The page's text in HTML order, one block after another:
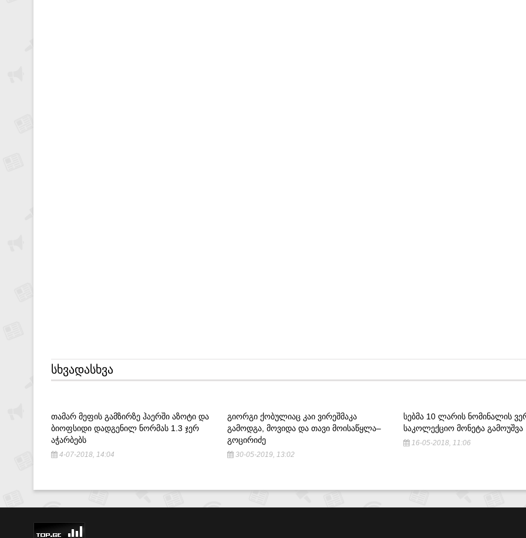
ᲡᲮᲕᲐᲓᲐᲡᲮᲕᲐ
ᲗᲐᲛᲐᲠ ᲛᲔᲤᲘᲡ ᲒᲐᲛᲖᲘᲠᲖᲔ ᲰᲐᲔᲠᲨᲘ ᲐᲖᲝᲢᲘ ᲓᲐ
ᲑᲘᲝᲤᲡᲘᲓᲘ ᲓᲐᲓᲒᲔᲜᲘᲚ ᲜᲝᲠᲛᲐᲡ 1.3 ᲯᲔᲠ
ᲐᲭᲐᲠᲑᲔᲑᲡ
4-07-2018, 14:04
ᲒᲘᲝᲠᲒᲘ ᲥᲝᲑᲣᲚᲘᲐᲪ ᲙᲐᲘ ᲕᲘᲠᲔᲨᲛᲐᲙᲐ
ᲒᲐᲛᲝᲓᲒᲐ, ᲛᲝᲕᲘᲓᲐ ᲓᲐ ᲗᲐᲕᲘ ᲛᲝᲘᲡᲐᲬᲧᲚᲐ–
ᲒᲝᲪᲘᲠᲘᲫᲔ
30-05-2019, 13:02
ᲡᲔᲑᲛᲐ 10 ᲚᲐᲠᲘᲡ ᲜᲝᲛᲘᲜᲐᲚᲘᲡ
ᲡᲐᲙᲝᲚᲔᲥᲪᲘᲝ ᲛᲝᲜᲔᲢᲐ ᲒᲐᲛᲝᲣᲨᲕᲐ
16-05-2018, 11:06